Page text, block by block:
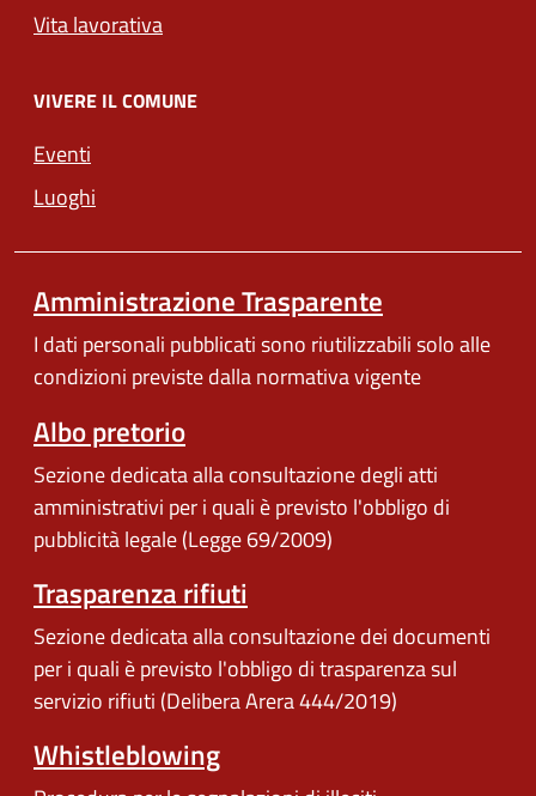
Vita lavorativa
VIVERE IL COMUNE
Eventi
Luoghi
Amministrazione Trasparente
I dati personali pubblicati sono riutilizzabili solo alle
condizioni previste dalla normativa vigente
Albo pretorio
Sezione dedicata alla consultazione degli atti
amministrativi per i quali è previsto l'obbligo di
pubblicità legale (Legge 69/2009)
Trasparenza rifiuti
Sezione dedicata alla consultazione dei documenti
per i quali è previsto l'obbligo di trasparenza sul
servizio rifiuti (Delibera Arera 444/2019)
Whistleblowing